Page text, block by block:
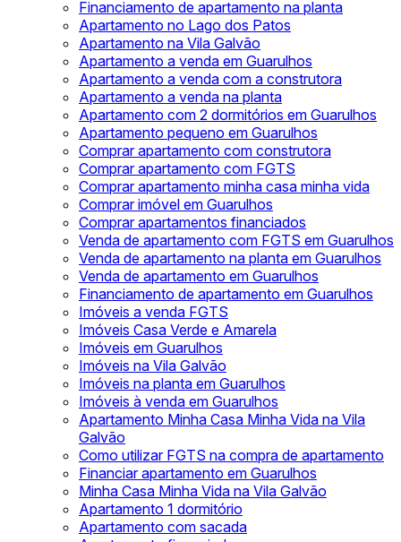
Financiamento de apartamento na planta
Apartamento no Lago dos Patos
Apartamento na Vila Galvão
Apartamento a venda em Guarulhos
Apartamento a venda com a construtora
Apartamento a venda na planta
Apartamento com 2 dormitórios em Guarulhos
Apartamento pequeno em Guarulhos
Comprar apartamento com construtora
Comprar apartamento com FGTS
Comprar apartamento minha casa minha vida
Comprar imóvel em Guarulhos
Comprar apartamentos financiados
Venda de apartamento com FGTS em Guarulhos
Venda de apartamento na planta em Guarulhos
Venda de apartamento em Guarulhos
Financiamento de apartamento em Guarulhos
Imóveis a venda FGTS
Imóveis Casa Verde e Amarela
Imóveis em Guarulhos
Imóveis na Vila Galvão
Imóveis na planta em Guarulhos
Imóveis à venda em Guarulhos
Apartamento Minha Casa Minha Vida na Vila
Galvão
Como utilizar FGTS na compra de apartamento
Financiar apartamento em Guarulhos
Minha Casa Minha Vida na Vila Galvão
Apartamento 1 dormitório
Apartamento com sacada